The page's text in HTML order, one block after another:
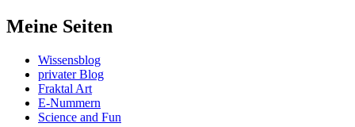
Meine Seiten
Wissensblog
privater Blog
Fraktal Art
E-Nummern
Science and Fun